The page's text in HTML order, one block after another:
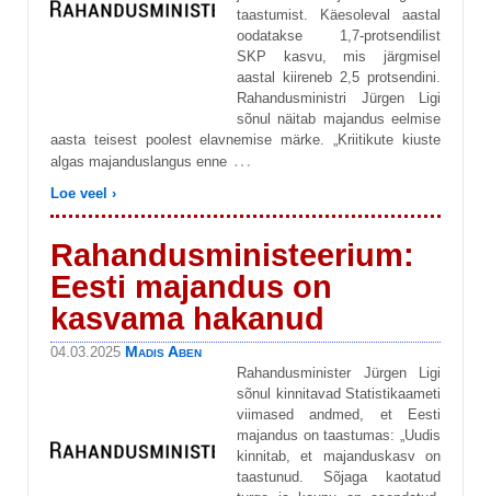
taastumist. Käesoleval aastal
oodatakse 1,7-protsendilist
SKP kasvu, mis järgmisel
aastal kiireneb 2,5 protsendini.
Rahandusministri Jürgen Ligi
sõnul näitab majandus eelmise
aasta teisest poolest elavnemise märke. „Kriitikute kiuste
algas majanduslangus enne …
Loe veel ›
Rahandusministeerium:
Eesti majandus on
kasvama hakanud
04.03.2025 Madis Aben
Rahandusminister Jürgen Ligi
sõnul kinnitavad Statistikaameti
viimased andmed, et Eesti
majandus on taastumas: „Uudis
kinnitab, et majanduskasv on
taastunud. Sõjaga kaotatud